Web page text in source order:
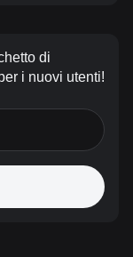
di
i nuovi utenti!